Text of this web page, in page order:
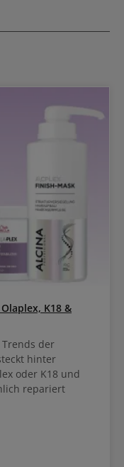
K18 &
der
hinter
oder K18 und
repariert